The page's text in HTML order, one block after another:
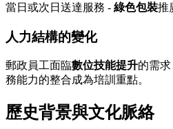
當日或次日送達服務 - 綠色包裝推
人力結構的變化
郵政員工面臨數位技能提升的需
務能力的整合成為培訓重點。
歷史背景與文化脈絡